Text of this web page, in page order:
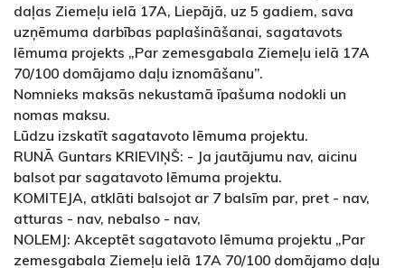
daļas Ziemeļu ielā 17A, Liepājā, uz 5 gadiem, sava
uzņēmuma darbības paplašināšanai, sagatavots
lēmuma projekts „Par zemesgabala Ziemeļu ielā 17A
70/100 domājamo daļu iznomāšanu”.
Nomnieks maksās nekustamā īpašuma nodokli un
nomas maksu.
Lūdzu izskatīt sagatavoto lēmuma projektu.
RUNĀ Guntars KRIEVIŅŠ: - Ja jautājumu nav, aicinu
balsot par sagatavoto lēmuma projektu.
KOMITEJA, atklāti balsojot ar 7 balsīm par, pret - nav,
atturas - nav, nebalso - nav,
NOLEMJ: Akceptēt sagatavoto lēmuma projektu „Par
zemesgabala Ziemeļu ielā 17A 70/100 domājamo daļu